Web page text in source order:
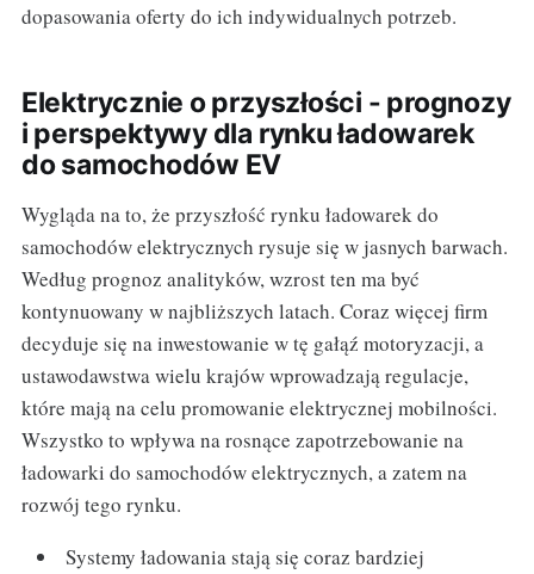
dopasowania oferty do ich indywidualnych potrzeb.
Elektrycznie o przyszłości - prognozy
i perspektywy dla rynku ładowarek
do samochodów EV
Wygląda na to, że przyszłość rynku ładowarek do
samochodów elektrycznych rysuje się w jasnych barwach.
Według prognoz analityków, wzrost ten ma być
kontynuowany w najbliższych latach. Coraz więcej firm
decyduje się na inwestowanie w tę gałąź motoryzacji, a
ustawodawstwa wielu krajów wprowadzają regulacje,
które mają na celu promowanie elektrycznej mobilności.
Wszystko to wpływa na rosnące zapotrzebowanie na
ładowarki do samochodów elektrycznych, a zatem na
rozwój tego rynku.
Systemy ładowania stają się coraz bardziej